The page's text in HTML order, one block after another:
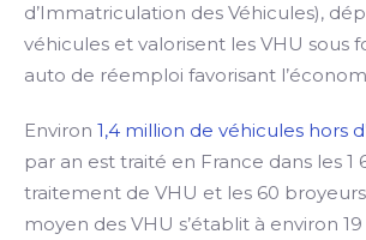
d’Immatriculation des Véhicules),
véhicules et valorisent les VHU sous
auto de réemploi favorisant
Environ 1,4 million de véhicules hors
par an est traité en France dans les 1
traitement de VHU et les 60 broyeurs
moyen des VHU s’établit à environ